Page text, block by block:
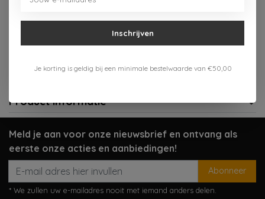
Gratis verzenden vanaf 75,-
Meer informatie?
Neem contact op over dit product
Product informatie
Meld je aan voor onze nieuwsbrief en ontvang als
eerste onze acties en aanbiedingen!
Abonneer
* We zullen uw e-mailadres nooit met iemand anders delen.
Inschrijven
Je korting is geldig bij een minimale bestelwaarde van €50,00